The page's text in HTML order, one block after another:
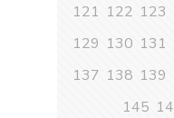
121 122 123
129 130 131
137 138 139
145